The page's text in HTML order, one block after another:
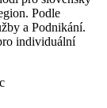
Podle
a Podnikání.
individuální